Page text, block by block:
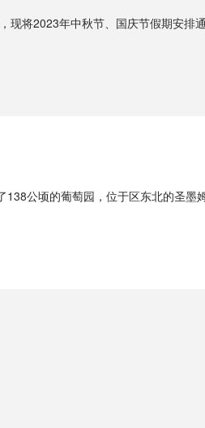
现将2023年中秋节、国庆节假期安排
138公顷的葡萄园，位于区东北的圣墨